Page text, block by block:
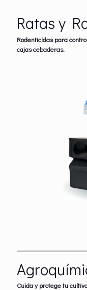
Ratas y
Rodenticidas para
cajas cebaderas.
Cuida y protege tu